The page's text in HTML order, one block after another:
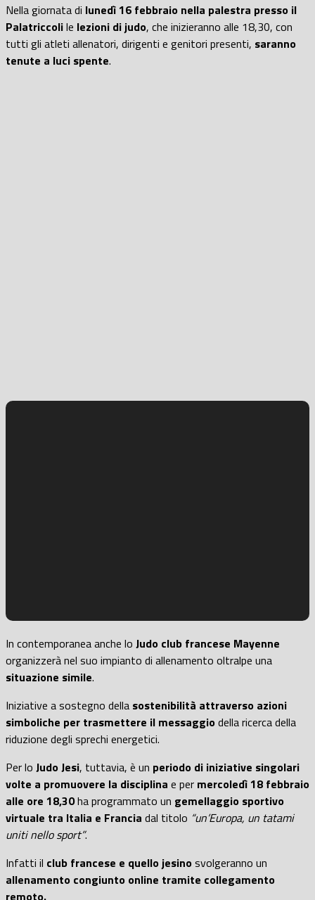
Nella giornata di lunedì 16 febbraio nella palestra presso il
Palatriccolile lezioni di judo, che inizieranno alle 18,30, con
tutti gli atleti allenatori, dirigenti e genitori presenti, saranno
tenute a luci spente.
In contemporanea anche lo Judo club francese Mayenne
organizzerà nel suo impianto di allenamento oltralpe una
situazione simile.
Iniziative a sostegno della sostenibilità attraverso azioni
simboliche per trasmettere il messaggiodella ricerca della
riduzione degli sprechi energetici.
Per lo Judo Jesi, tuttavia, è un periodo di iniziative singolari
volte a promuovere la disciplina e per mercoledì 18 febbraio
alle ore 18,30ha programmato un gemellaggio sportivo
virtuale tra Italia e Francia dal titolo “un’Europa, un tatami
uniti nello sport”.
Infatti il club francese e quello jesinosvolgeranno un
allenamento congiunto online tramite collegamento
remoto.